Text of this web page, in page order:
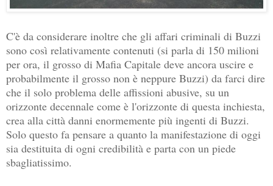
C'è da considerare inoltre che gli affari criminali di Buzzi
sono così relativamente contenuti (si parla di 150 milioni
per ora, il grosso di Mafia Capitale deve ancora uscire e
probabilmente il grosso non è neppure Buzzi) da farci dire
che il solo problema delle affissioni abusive, su un
orizzonte decennale come è l'orizzonte di questa inchiesta,
crea alla città danni enormemente più ingenti di Buzzi.
Solo questo fa pensare a quanto la manifestazione di oggi
sia destituita di ogni credibilità e parta con un piede
sbagliatissimo.